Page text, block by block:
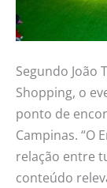
Segundo João
Shopping, o
ponto de
Campinas. “O
relação entre
conteúdo